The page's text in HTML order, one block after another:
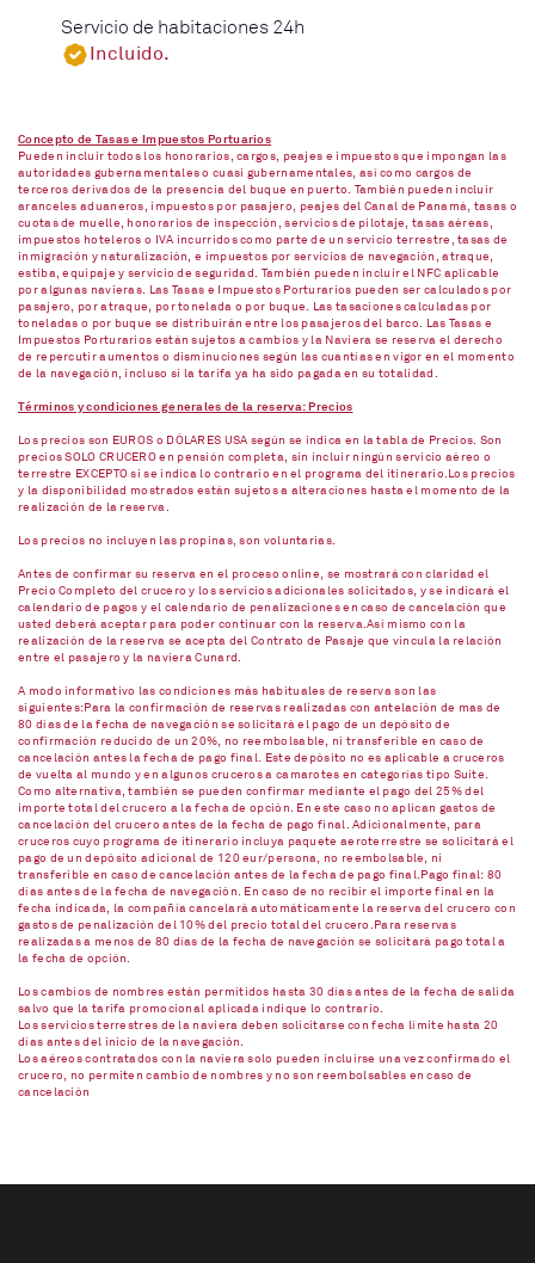
Servicio de habitaciones 24h
Incluido.
Concepto de Tasas e Impuestos Portuarios
Pueden incluir todos los honorarios, cargos, peajes e impuestos que impongan las
autoridades gubernamentales o cuasi gubernamentales, así como cargos de
terceros derivados de la presencia del buque en puerto. También pueden incluir
aranceles aduaneros, impuestos por pasajero, peajes del Canal de Panamá, tasas o
cuotas de muelle, honorarios de inspección, servicios de pilotaje, tasas aéreas,
impuestos hoteleros o IVA incurridos como parte de un servicio terrestre, tasas de
inmigración y naturalización, e impuestos por servicios de navegación, atraque,
estiba, equipaje y servicio de seguridad. También pueden incluir el NFC aplicable
por algunas navieras. Las Tasas e Impuestos Porturarios pueden ser calculados por
pasajero, por atraque, por tonelada o por buque. Las tasaciones calculadas por
toneladas o por buque se distribuirán entre los pasajeros del barco. Las Tasas e
Impuestos Porturarios están sujetos a cambios y la Naviera se reserva el derecho
de repercutir aumentos o disminuciones según las cuantías en vigor en el momento
de la navegación, incluso si la tarifa ya ha sido pagada en su totalidad.
Términos y condiciones generales de la reserva: Precios
Los precios son EUROS o DÓLARES USA según se indica en la tabla de Precios. Son
precios SOLO CRUCERO en pensión completa, sin incluir ningún servicio aéreo o
terrestre EXCEPTO si se indica lo contrario en el programa del itinerario.Los precios
y la disponibilidad mostrados están sujetos a alteraciones hasta el momento de la
realización de la reserva.
Los precios no incluyen las propinas, son voluntarias.
Antes de confirmar su reserva en el proceso online, se mostrará con claridad el
Precio Completo del crucero y los servicios adicionales solicitados, y se indicará el
calendario de pagos y el calendario de penalizaciones en caso de cancelación que
usted deberá aceptar para poder continuar con la reserva.Así mismo con la
realización de la reserva se acepta del Contrato de Pasaje que vincula la relación
entre el pasajero y la naviera Cunard.
A modo informativo las condiciones más habituales de reserva son las
siguientes:Para la confirmación de reservas realizadas con antelación de mas de
80 días de la fecha de navegación se solicitará el pago de un depósito de
confirmación reducido de un 20%, no reembolsable, ni transferible en caso de
cancelación antes la fecha de pago final. Este depósito no es aplicable a cruceros
de vuelta al mundo y en algunos cruceros a camarotes en categorías tipo Suite.
Como alternativa, también se pueden confirmar mediante el pago del 25% del
importe total del crucero a la fecha de opción. En este caso no aplican gastos de
cancelación del crucero antes de la fecha de pago final. Adicionalmente, para
cruceros cuyo programa de itinerario incluya paquete aeroterrestre se solicitará el
pago de un depósito adicional de 120 eur/persona, no reembolsable, ni
transferible en caso de cancelación antes de la fecha de pago final.Pago final: 80
días antes de la fecha de navegación. En caso de no recibir el importe final en la
fecha indicada, la compañía cancelará automáticamente la reserva del crucero con
gastos de penalización del 10% del precio total del crucero.Para reservas
realizadas a menos de 80 días de la fecha de navegación se solicitará pago total a
la fecha de opción.
Los cambios de nombres están permitidos hasta 30 días antes de la fecha de salida
salvo que la tarifa promocional aplicada indique lo contrario.
Los servicios terrestres de la naviera deben solicitarse con fecha límite hasta 20
días antes del inicio de la navegación.
Los aéreos contratados con la naviera solo pueden incluirse una vez confirmado el
crucero, no permiten cambio de nombres y no son reembolsables en caso de
cancelación